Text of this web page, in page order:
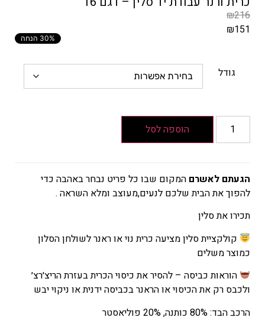
₪216
₪151
הנוכחי
₪151
30% הנחה
גודל
הוספה לסל
הגעתם לאשרם המקום שבו כל פריט נבחר באהבה כדי
להפוך את הבית שלכם לנעים,מעוצב ומלא השראה .
תכירו את סלין
קולקציית סלין מציעה כרית נוי או ראנר לשולחן הסלון
כמוצר משלים
הוראות כביסה – להסיר את כיסוי הכרית בעזרת הריצ׳רצ׳
ולכבס רק את הכיסוי או הראנר בכביסה ידנית או ניקוי יבש
הרכב הבד: 80% כותנה, 20% פוליאסטר